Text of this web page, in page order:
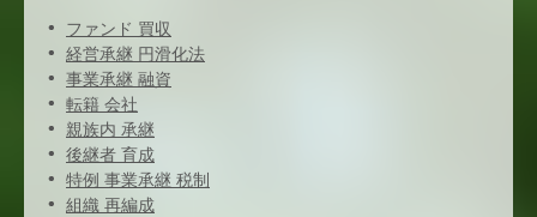
ファンド 買収
経営承継 円滑化法
事業承継 融資
転籍 会社
親族内 承継
後継者 育成
特例 事業承継 税制
組織 再編成